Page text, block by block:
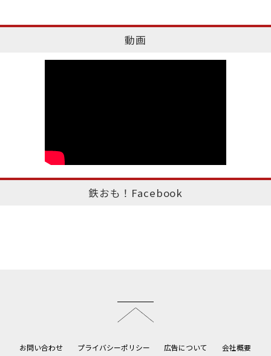
動画
鉄おも！Facebook
お問い合わせ プライバシーポリシー 広告について 会社概要